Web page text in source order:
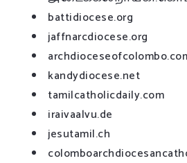
battidiocese.org
jaffnarcdiocese.org
kandydiocese.net
tamilcatholicdaily.com
iraivaalvu.de
jesutamil.ch